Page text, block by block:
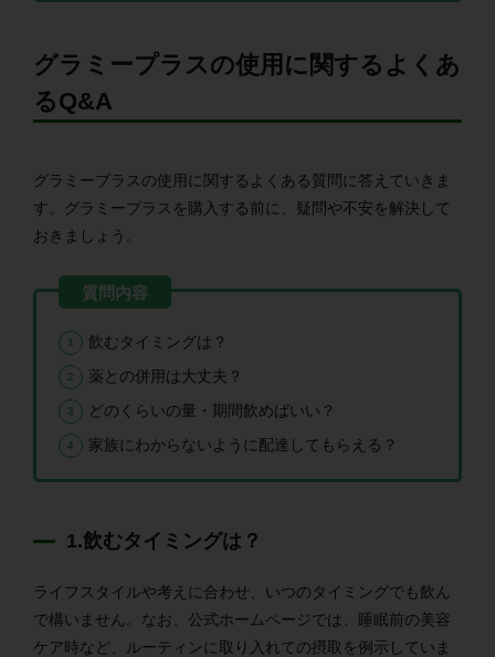
グラミープラスの使用に関するよくあ
るQ&A
グラミープラスの使用に関するよくある質問に答えていきま
す。グラミープラスを購入する前に、疑問や不安を解決して
おきましょう。
飲むタイミングは？
薬との併用は大丈夫？
どのくらいの量・期間飲めばいい？
家族にわからないように配達してもらえる？
1.飲むタイミングは？
ライフスタイルや考えに合わせ、いつのタイミングでも飲ん
で構いません。なお、公式ホームページでは、睡眠前の美容
ケア時など、ルーティンに取り入れての摂取を例示していま